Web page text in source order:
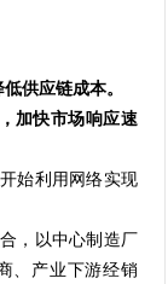
供应链成本。
加快市场响应速
始利用网络实现
，以中心制造厂
、产业下游经销